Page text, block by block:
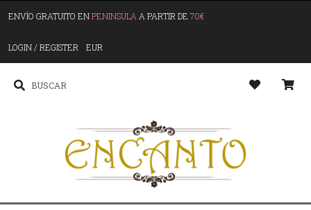
ENVÍO GRATUITO ENPENINSULA A PARTIR DE 70€
LOGIN / REGISTER EUR